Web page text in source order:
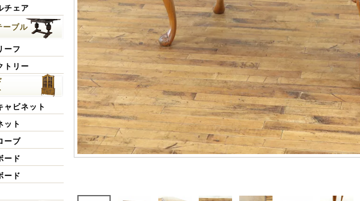
チェア
ーブル
ーフ
トリー
ャビネット
ット
ーブ
ード
ード